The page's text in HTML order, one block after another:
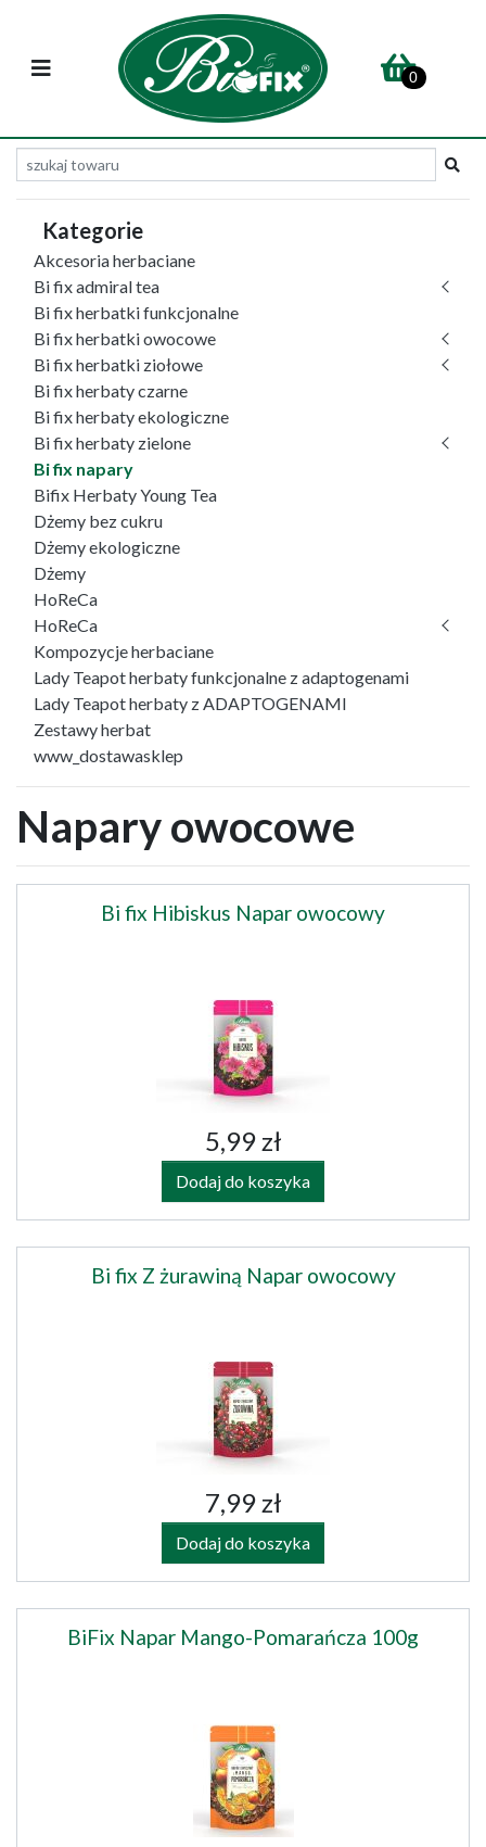
0
Kategorie
Akcesoria herbaciane
Bi fix admiral tea
Bi fix herbatki funkcjonalne
Bi fix herbatki owocowe
Bi fix herbatki ziołowe
Bi fix herbaty czarne
Bi fix herbaty ekologiczne
Bi fix herbaty zielone
Bi fix napary
Bifix Herbaty Young Tea
Dżemy bez cukru
Dżemy ekologiczne
Dżemy
HoReCa
HoReCa
Kompozycje herbaciane
Lady Teapot herbaty funkcjonalne z adaptogenami
Lady Teapot herbaty z ADAPTOGENAMI
Zestawy herbat
www_dostawasklep
Napary owocowe
Bi fix Hibiskus Napar owocowy
5,99 zł
Dodaj do koszyka
Bi fix Z żurawiną Napar owocowy
7,99 zł
Dodaj do koszyka
BiFix Napar Mango-Pomarańcza 100g